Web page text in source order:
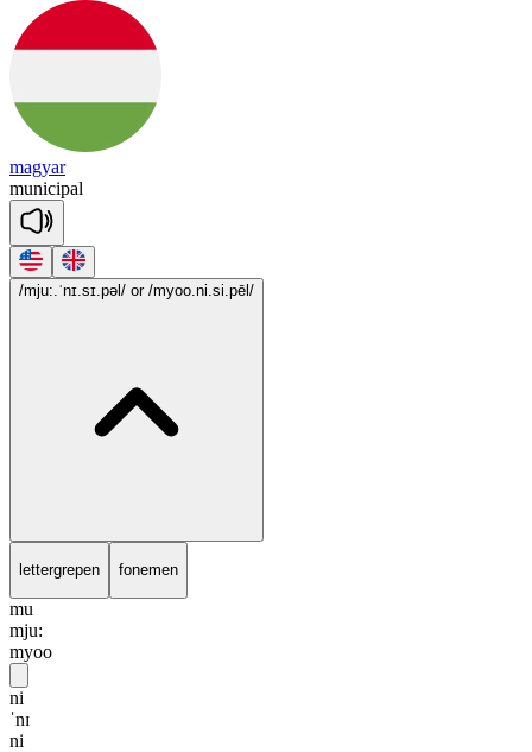
magyar
municipal
/mju:.ˈnɪ.sɪ.pəl/ or /myoo.ni.si.pēl/
lettergrepen fonemen
mu
mju:
myoo
ni
ˈnɪ
ni